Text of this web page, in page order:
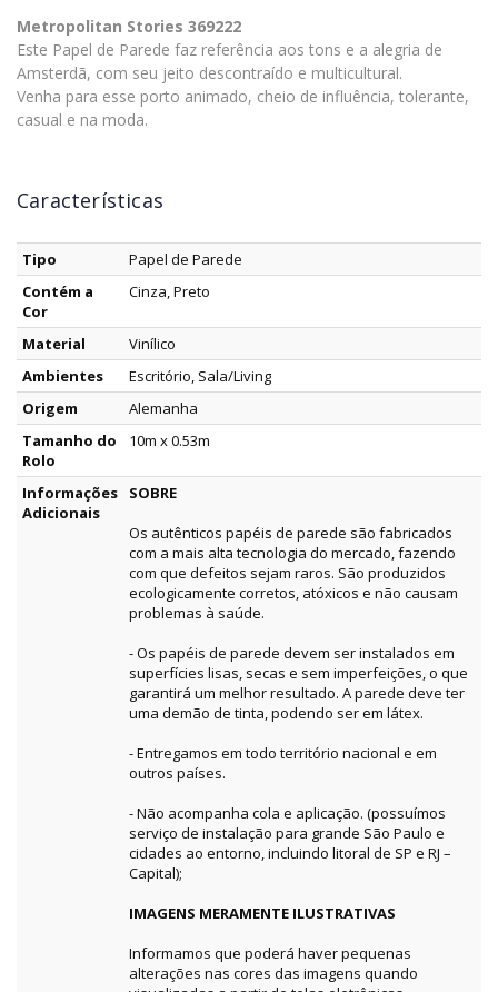
Metropolitan Stories 369222
Este Papel de Parede faz referência aos tons e a alegria de
Amsterdã, com seu jeito descontraído e multicultural.
Venha para esse porto animado, cheio de influência, tolerante,
casual e na moda.
Características
Tipo
Papel de Parede
Contém a
Cor
Cinza, Preto
Material
Vinílico
Ambientes
Escritório, Sala/Living
Origem
Alemanha
Tamanho do
Rolo
10m x 0.53m
Informações
Adicionais
SOBRE
Os autênticos papéis de parede são fabricados
com a mais alta tecnologia do mercado, fazendo
com que defeitos sejam raros. São produzidos
ecologicamente corretos, atóxicos e não causam
problemas à saúde.
- Os papéis de parede devem ser instalados em
superfícies lisas, secas e sem imperfeições, o que
garantirá um melhor resultado. A parede deve ter
uma demão de tinta, podendo ser em látex.
- Entregamos em todo território nacional e em
outros países.
- Não acompanha cola e aplicação. (possuímos
serviço de instalação para grande São Paulo e
cidades ao entorno, incluindo litoral de SP e RJ –
Capital);
IMAGENS MERAMENTE ILUSTRATIVAS
Informamos que poderá haver pequenas
alterações nas cores das imagens quando